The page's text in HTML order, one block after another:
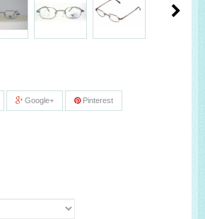
Google+ Pinterest